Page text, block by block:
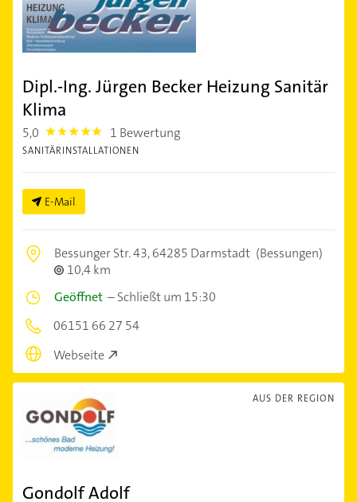
Dipl.-Ing. Jürgen Becker Heizung Sanitär
Klima
5,0 5.0 1 Bewertung
SANITÄRINSTALLATIONEN
E-Mail
Bessunger Str. 43,64285 Darmstadt (Bessungen)
10,4 km
Geöffnet –Schließt um 15:30
06151 66 27 54
Webseite
AUS DER REGION
Gondolf Adolf